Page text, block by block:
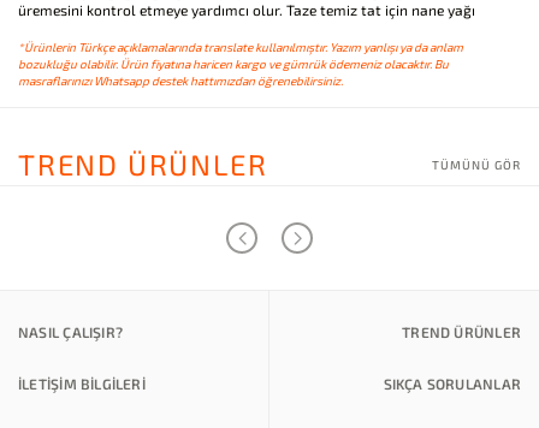
üremesini kontrol etmeye yardımcı olur. Taze temiz tat için nane yağı
*Ürünlerin Türkçe açıklamalarında translate kullanılmıştır. Yazım yanlışı ya da anlam
bozukluğu olabilir. Ürün fiyatına haricen kargo ve gümrük ödemeniz olacaktır. Bu
masraflarınızı Whatsapp destek hattımızdan öğrenebilirsiniz.
TREND ÜRÜNLER TÜMÜNÜ GÖR
NASIL ÇALIŞIR? TREND ÜRÜNLER
İLETİŞİM BİLGİLERİ SIKÇA SORULANLAR